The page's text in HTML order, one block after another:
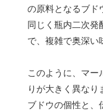
の原料となるブド
同じく瓶内二次発
で、複雑で奥深い
このように、マー
りが大きく異なり
ブドウの個性と、